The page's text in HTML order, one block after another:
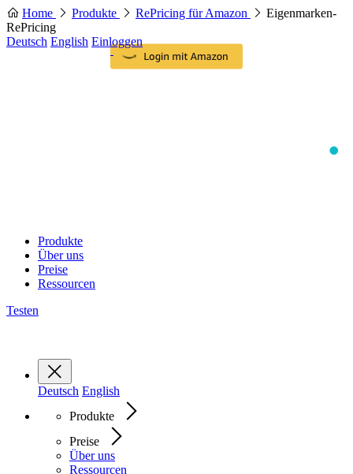
Home Produkte RePricing für Amazon
Eigenmarken-
RePricing
Deutsch English Einloggen
Produkte
Über uns
Preise
Ressourcen
Testen
Deutsch English
Produkte
Preise
Über uns
Ressourcen